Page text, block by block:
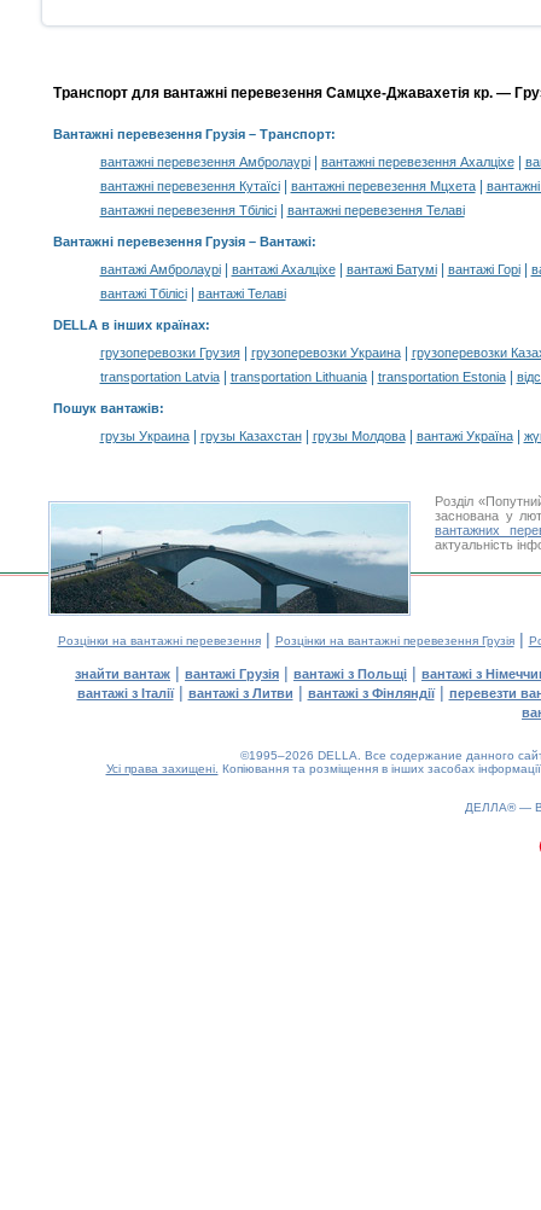
Транспорт для вантажні перевезення Самцхе-Джавахетія кр. —
Вантажні перевезення Грузія– Транспорт:
вантажні перевезення Амбролаурі| вантажні перевезення Ахалціхе|
вантажні перевезення Кутаїсі| вантажні перевезення Мцхета|
вантажні перевезення Тбілісі| вантажні перевезення Телаві
Вантажні перевезення Грузія – Вантажі:
вантажі Амбролаурі| вантажі Ахалціхе| вантажі Батумі| вантажі Горі|
вантажі Тбілісі| вантажі Телаві
DELLA в інших країнах:
грузоперевозки Грузия| грузоперевозки Украина|
грузоперевозки
transportation Latvia| transportation Lithuania| transportation Estonia|
Пошук вантажів:
грузы Украина| грузы Казахстан| грузы Молдова| вантажі Україна|
Розділ
заснована у
вантажних
актуальність
Розцінки на вантажні перевезення| Розцінки на вантажні перевезення Грузія|
знайти вантаж | вантажі Грузія | вантажі з Польщі | вантажі з
вантажі з Італії| вантажі з Литви | вантажі з Фінляндії| перевезти
©1995–2026 DELLA. Все содержание данного
Усі права захищені. Копіювання та розміщення в інших засобах
ДЕЛЛА® —